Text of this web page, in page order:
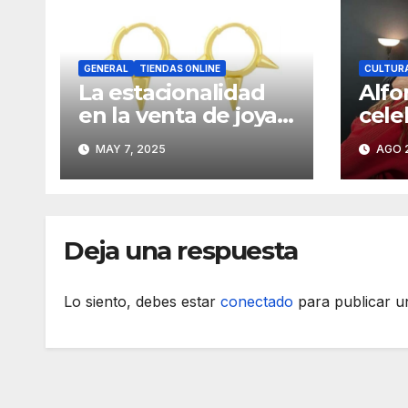
GENERAL TIENDAS ONLINE
La estacionalidad
en la venta de joyas
por mayor: cómo
planificar
estratégicamente
MAY 7, 2025
BuAGO
Deja una respuesta
Lo siento, debes estar conectado para publicar